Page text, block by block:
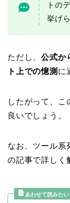
トの
挙げ
ただし、公式か
ト上での憶測 に
したがって、こ
良いでしょう。
なお、ツール系
の記事で詳しく